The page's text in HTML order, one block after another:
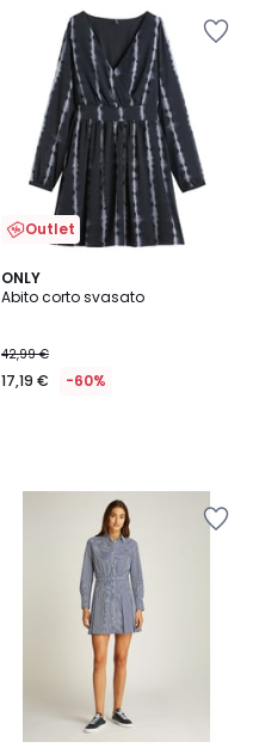
Outlet
ONLY
Abito corto svasato
42,99 €
17,19 € -60%